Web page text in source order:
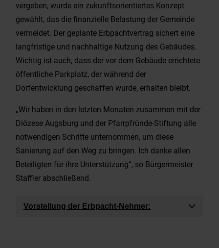
vergeben, wurde ein zukunftsorientiertes Konzept
gewählt, das die finanzielle Belastung der Gemeinde
vermeidet. Der geplante Erbpachtvertrag sichert eine
langfristige und nachhaltige Nutzung des Gebäudes.
Wichtig ist auch, dass der vor dem Gebäude errichtete
öffentliche Parkplatz, der während der
Dorfentwicklung geschaffen wurde, erhalten bleibt.
„Wir haben in den letzten Monaten zusammen mit der
Diözese Augsburg und der Pfarrpfründe-Stiftung alle
notwendigen Schritte unternommen, um diese
Sanierung auf den Weg zu bringen. Ich danke allen
Beteiligten für ihre Unterstützung“, so Bürgermeister
Staffler abschließend.
Vorstellung der Erbpacht-Nehmer: